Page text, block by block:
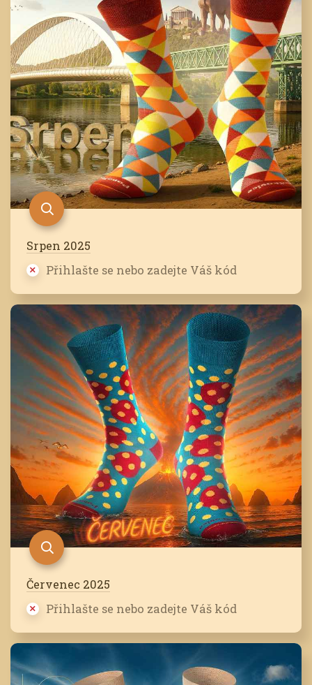
Srpen 2025
Přihlašte se nebo zadejte Váš kód
Červenec 2025
Přihlašte se nebo zadejte Váš kód